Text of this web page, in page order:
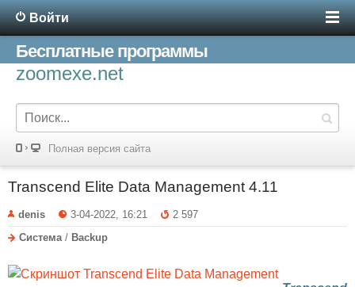
Войти
Бесплатные программы
zoomexe.net
Полная версия сайта
Transcend Elite Data Management 4.11
denis 3-04-2022, 16:21
2 597
Система / Backup